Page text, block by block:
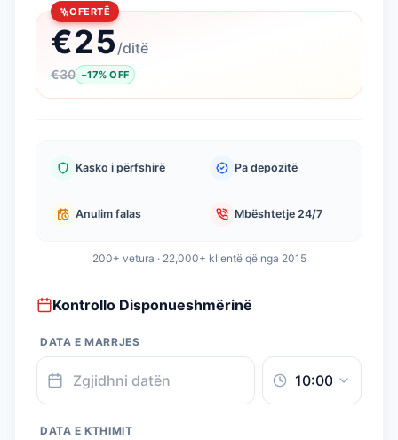
OFERTË
€25 /ditë
€30 −17%OFF
Kasko i përfshirë Pa depozitë
Anulim falas Mbështetje 24/7
200+ vetura · 22,000+ klientë që nga 2015
Kontrollo Disponueshmërinë
DATA E MARRJES
DATA E KTHIMIT